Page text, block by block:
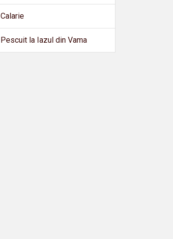
Calarie
Pescuit la Iazul din Vama